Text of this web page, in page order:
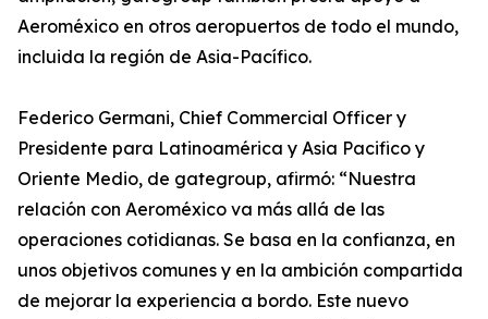
Aeroméxico en otros aeropuertos de todo el mundo,
incluida la región de Asia-Pacífico.
Federico Germani, Chief Commercial Officer y
Presidente para Latinoamérica y Asia Pacifico y
Oriente Medio, de gategroup, afirmó: “Nuestra
relación con Aeroméxico va más allá de las
operaciones cotidianas. Se basa en la confianza, en
unos objetivos comunes y en la ambición compartida
de mejorar la experiencia a bordo. Este nuevo